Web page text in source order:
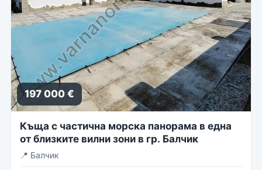
197 000 €
Къща с частична морска панорама в една
от близките вилни зони в гр. Балчик
📍 Балчик